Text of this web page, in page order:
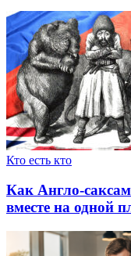
Кто есть кто
Как Англо-
вместе на одной